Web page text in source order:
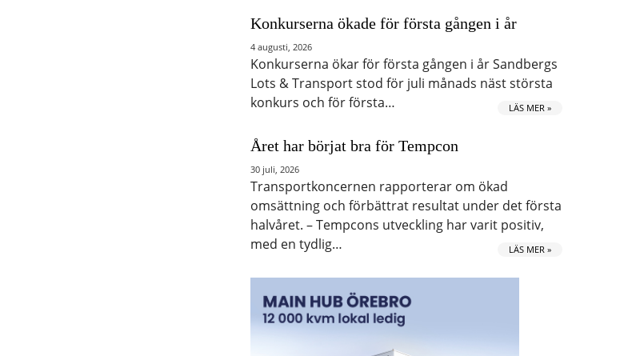
Konkurserna ökade för första gången i år
4 augusti, 2026
Konkurserna ökar för första gången i år Sandbergs
Lots & Transport stod för juli månads näst största
konkurs och för första…
LÄS MER »
Året har börjat bra för Tempcon
30 juli, 2026
Transportkoncernen rapporterar om ökad
omsättning och förbättrat resultat under det första
halvåret. – Tempcons utveckling har varit positiv,
med en tydlig…
LÄS MER »